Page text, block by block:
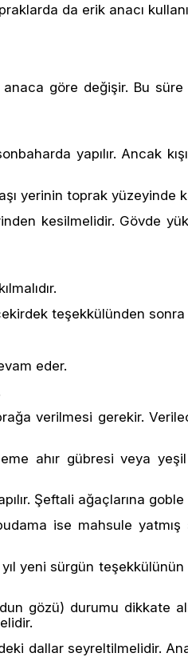
da erik anacı
anaca göre değişir. Bu
yapılır. Ancak
yerinin toprak yüzeyinde
kesilmelidir. Gövde
teşekkülünden sonra
eder.
verilmesi gerekir.
ahır gübresi veya
Şeftali ağaçlarına
ise mahsule
yeni sürgün
gözü) durumu dikkate
dallar seyreltilmelidir.